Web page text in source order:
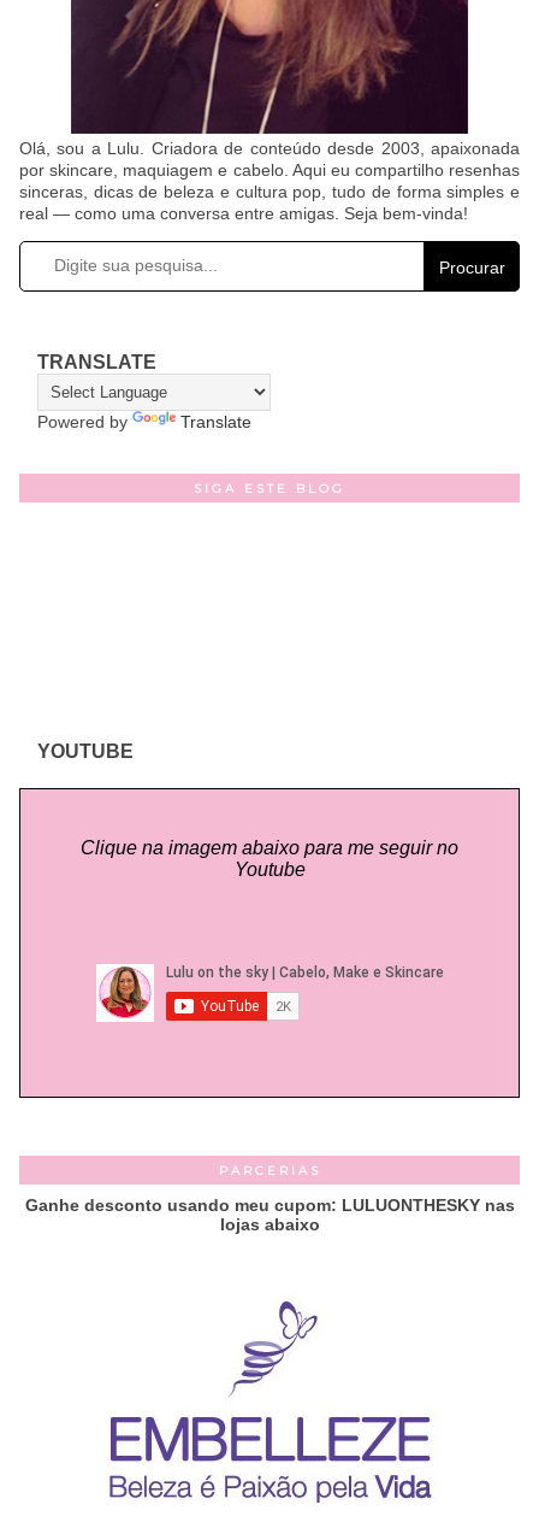
Olá, sou a Lulu. Criadora de conteúdo desde 2003, apaixonada
por skincare, maquiagem e cabelo. Aqui eu compartilho resenhas
sinceras, dicas de beleza e cultura pop, tudo de forma simples e
real — como uma conversa entre amigas. Seja bem-vinda!
Procurar
TRANSLATE
Powered by Translate
SIGA ESTE BLOG
YOUTUBE
Clique na imagem abaixo para me seguir no
Youtube
PARCERIAS
Ganhe desconto usando meu cupom: LULUONTHESKY nas
lojas abaixo